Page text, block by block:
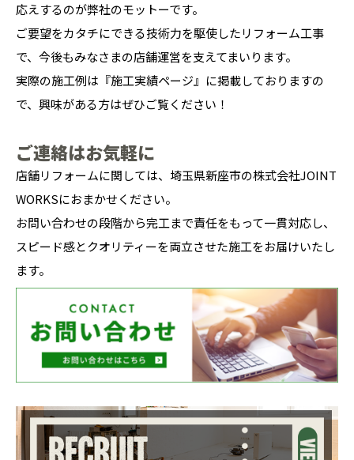
応えするのが弊社のモットーです。
ご要望をカタチにできる技術力を駆使したリフォーム工事
で、今後もみなさまの店舗運営を支えてまいります。
実際の施工例は『施工実績ページ』に掲載しておりますの
で、興味がある方はぜひご覧ください！
ご連絡はお気軽に
店舗リフォームに関しては、埼玉県新座市の株式会社JOINT
WORKSにおまかせください。
お問い合わせの段階から完工まで責任をもって一貫対応し、
スピード感とクオリティーを両立させた施工をお届けいたし
ます。